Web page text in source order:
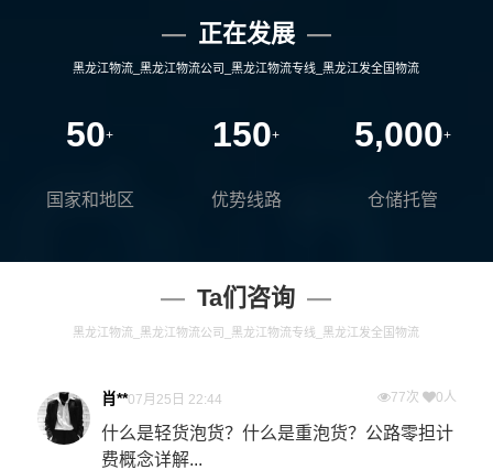
正在发展
黑龙江物流_黑龙江物流公司_黑龙江物流专线_黑龙江发全国物流
50+
国家和地区
150+
优势线路
5,000+
仓储托管
Ta们咨询
黑龙江物流_黑龙江物流公司_黑龙江物流专线_黑龙江发全国物流
肖**07月25日 22:44 77次 0人
什么是轻货泡货？什么是重泡货？公路零担计
费概念详解...